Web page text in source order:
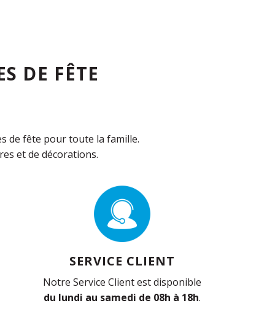
DE FÊTE
de fête pour toute la famille.
et de décorations.
SERVICE CLIENT
Notre Service Client est disponible
du lundi au samedi de 08h à 18h.